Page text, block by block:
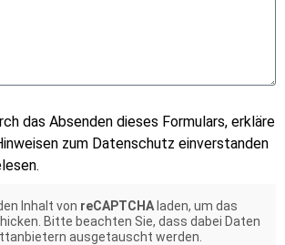
das Absenden dieses Formulars, erkläre
zum Datenschutz einverstanden
Inhalt von reCAPTCHAladen, um das
Bitte beachten Sie, dass dabei Daten
ausgetauscht werden.